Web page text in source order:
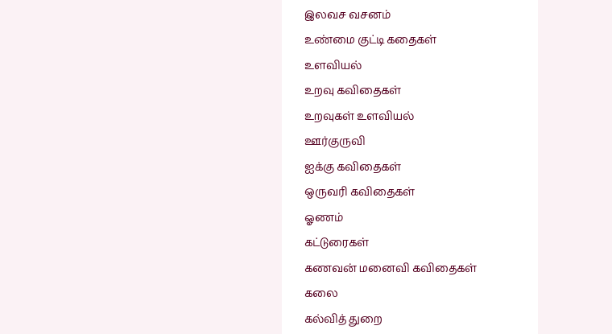
இலவச வசனம்
உண்மை குட்டி கதைகள்
உளவியல்
உறவு கவிதைகள்
உறவுகள் உளவியல்
ஊர்குருவி
ஐக்கு கவிதைகள்
ஒருவரி கவிதைகள்
ஓணம்
கட்டுரைகள்
கணவன் மனைவி கவிதைகள்
கலை
கல்வித் துறை